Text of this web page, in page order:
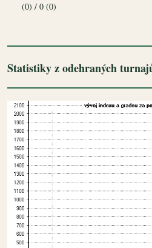
(0) / 0 (0)
Statistiky z odehraných